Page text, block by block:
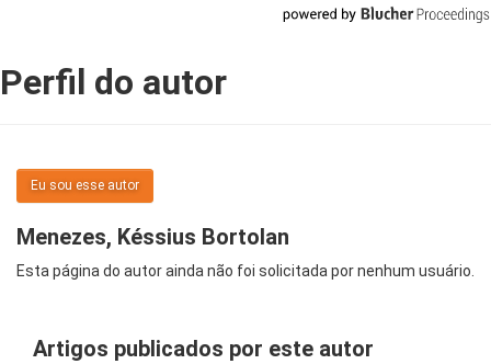
Perfil do autor
Eu sou esse autor
Menezes, Késsius Bortolan
Esta página do autor ainda não foi solicitada por nenhum usuário.
Artigos publicados por este autor